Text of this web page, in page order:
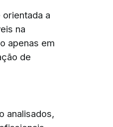
a
na
apenas em
de
analisados,